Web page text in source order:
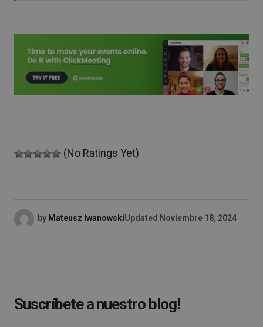
(No Ratings Yet)
by Mateusz IwanowskiUpdated Noviembre 18, 2024
Suscríbete a nuestro blog!